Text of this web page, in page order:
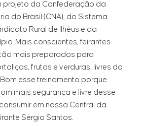
projeto da Confederação da
do Brasil (CNA), do Sistema
Rural de Ilhéus e da
Mais conscientes, feirantes
mais preparados para
frutas e verduras, livres do
esse treinamento porque
mais segurança e livre desse
em nossa Central da
Sérgio Santos.